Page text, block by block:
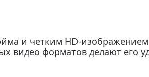
и четким HD-
видео форматов делают его